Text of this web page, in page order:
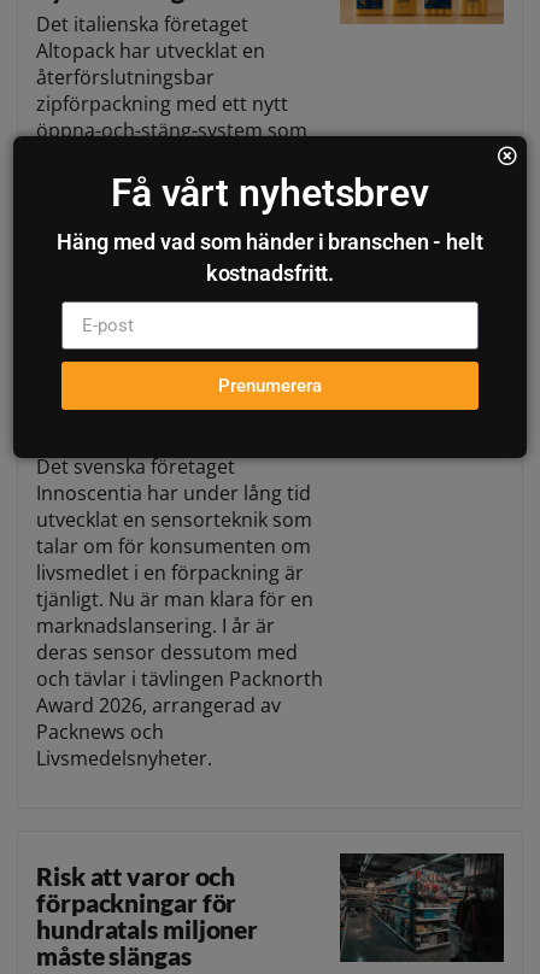
Det italienska företaget
Altopack har utvecklat en
återförslutningsbar
zipförpackning med ett nytt
öppna-och-stäng-system som
självhäftande easy-open-
konceptet och förändrar sättet
torr pasta kan förvaras efter
öppning.
Innoscentia tävlar i
Packnorth Award med sin
Det svenska företaget
Innoscentia har under lång tid
utvecklat en sensorteknik som
talar om för konsumenten om
livsmedlet i en förpackning är
tjänligt. Nu är man klara för en
marknadslansering. I år är
deras sensor dessutom med
och tävlar i tävlingen Packnorth
Award 2026, arrangerad av
Packnews och
Livsmedelsnyheter.
Risk att varor och
förpackningar för
hundratals miljoner
måste slängas
Få vårt nyhetsbrev
Häng med vad som händer i branschen - helt
kostnadsfritt.
Prenumerera